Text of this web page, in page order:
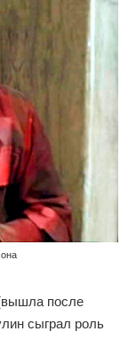
после
сыграл роль